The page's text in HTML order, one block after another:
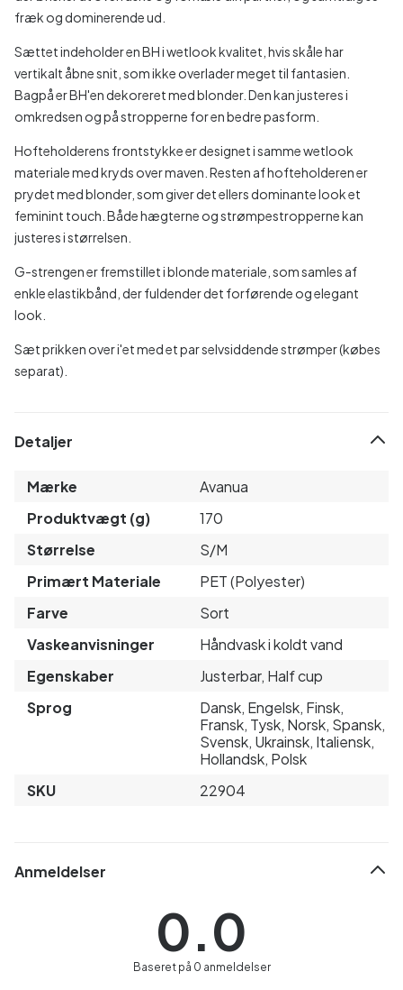
fræk og dominerende ud.
Sættet indeholder en BH i wetlook kvalitet, hvis skåle har
vertikalt åbne snit, som ikke overlader meget til fantasien.
Bagpå er BH'en dekoreret med blonder. Den kan justeres i
omkredsen og på stropperne for en bedre pasform.
Hofteholderens frontstykke er designet i samme wetlook
materiale med kryds over maven. Resten af hofteholderen er
prydet med blonder, som giver det ellers dominante look et
feminint touch. Både hægterne og strømpestropperne kan
justeres i størrelsen.
G-strengen er fremstillet i blonde materiale, som samles af
enkle elastikbånd, der fuldender det forførende og elegant
look.
Sæt prikken over i'et med et par selvsiddende strømper (købes
separat).
Detaljer
Mærke
Avanua
Produktvægt (g)
170
Størrelse
S/M
Primært Materiale
PET (Polyester)
Farve
Sort
Vaskeanvisninger
Håndvask i koldt vand
Egenskaber
Justerbar, Half cup
Sprog
Dansk, Engelsk, Finsk,
Fransk, Tysk, Norsk, Spansk,
Svensk, Ukrainsk, Italiensk,
Hollandsk, Polsk
SKU
22904
Anmeldelser
0.0
Baseret på 0 anmeldelser